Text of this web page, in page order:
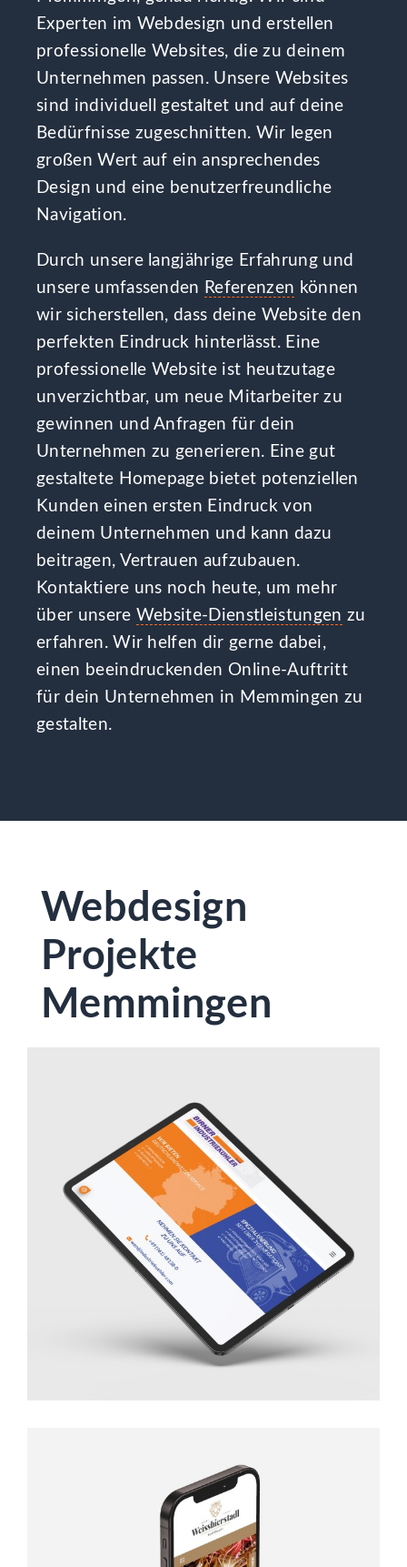
Experten im Webdesign und erstellen
professionelle Websites, die zu deinem
Unternehmen passen. Unsere Websites
sind individuell gestaltet und auf deine
Bedürfnisse zugeschnitten. Wir legen
großen Wert auf ein ansprechendes
Design und eine benutzerfreundliche
Navigation.
Durch unsere langjährige Erfahrung und
unsere umfassenden Referenzen können
wir sicherstellen, dass deine Website den
perfekten Eindruck hinterlässt. Eine
professionelle Website ist heutzutage
unverzichtbar, um neue Mitarbeiter zu
gewinnen und Anfragen für dein
Unternehmen zu generieren. Eine gut
gestaltete Homepage bietet potenziellen
Kunden einen ersten Eindruck von
deinem Unternehmen und kann dazu
beitragen, Vertrauen aufzubauen.
Kontaktiere uns noch heute, um mehr
über unsere Website-Dienstleistungen zu
erfahren. Wir helfen dir gerne dabei,
einen beeindruckenden Online-Auftritt
für dein Unternehmen in Memmingen zu
gestalten.
Webdesign
Projekte
Memmingen